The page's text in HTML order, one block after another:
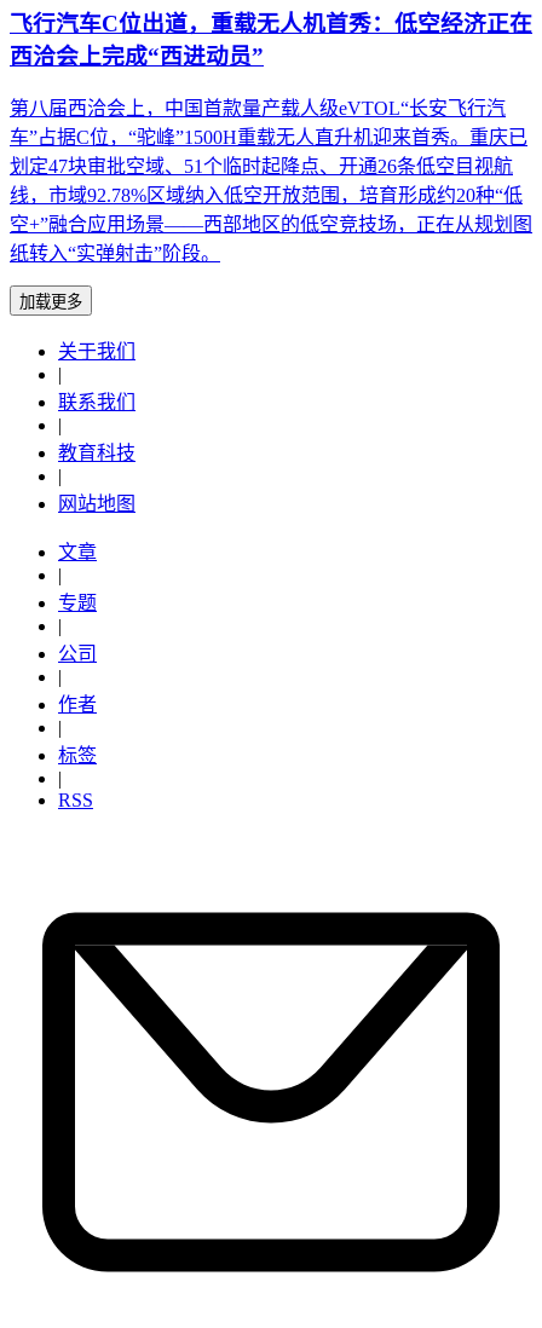
飞行汽车C位出道，重载无人机首秀：低空经济正在
西洽会上完成“西进动员”
第八届西洽会上，中国首款量产载人级eVTOL“长安飞行汽
车”占据C位，“驼峰”1500H重载无人直升机迎来首秀。重庆已
划定47块审批空域、51个临时起降点、开通26条低空目视航
线，市域92.78%区域纳入低空开放范围，培育形成约20种“低
空+”融合应用场景——西部地区的低空竞技场，正在从规划图
纸转入“实弹射击”阶段。
加载更多
关于我们
|
联系我们
|
教育科技
|
网站地图
文章
|
专题
|
公司
|
作者
|
标签
|
RSS